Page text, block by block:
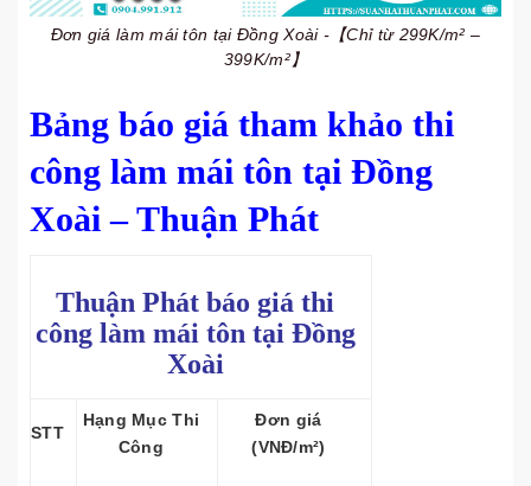
Đơn giá làm mái tôn tại Đồng Xoài -【Chỉ từ 299K/m² –
399K/m²】
Bảng báo giá tham khảo thi
công làm mái tôn tại Đồng
Xoài – Thuận Phát
Thuận Phát báo giá thi
công làm mái tôn tại Đồng
Xoài
STT
Hạng Mục Thi
Công
Đơn giá
(VNĐ/m²)